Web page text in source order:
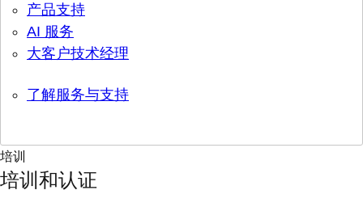
产品支持
AI 服务
大客户技术经理
了解服务与支持
培训
培训和认证